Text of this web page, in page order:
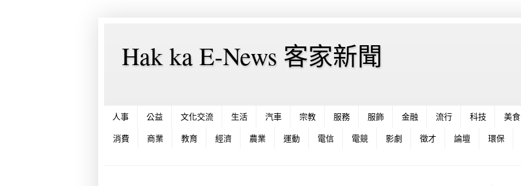
Hak ka E-News 客家新聞
人事 公益 文化交流 生活 汽車 宗教 服務 服飾 金融 流行 科技 美食
消費 商業 教育 經濟 農業 運動 電信 電競 影劇 徵才 論壇 環保